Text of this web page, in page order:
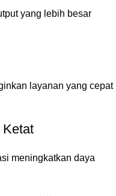
yang lebih besar
layanan yang cepat
Ketat
meningkatkan daya